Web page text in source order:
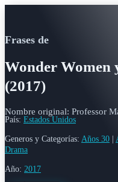
Frases de
Wonder Women
(2017)
Nombre original: Professor
País: Estados Unidos
Generos y Categorías: Años 30
Drama
Año: 2017